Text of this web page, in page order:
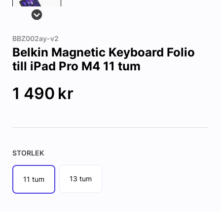
BBZ002ay-v2
Belkin Magnetic Keyboard Folio
till iPad Pro M4 11 tum
1 490 kr
STORLEK
11 tum 13 tum